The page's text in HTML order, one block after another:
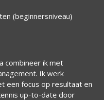
(beginnersniveau)
combineer ik met
Ik werk
een focus op resultaat en
up-to-date door